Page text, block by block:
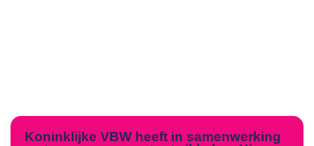
Koninklijke VBW heeft in samenwerking